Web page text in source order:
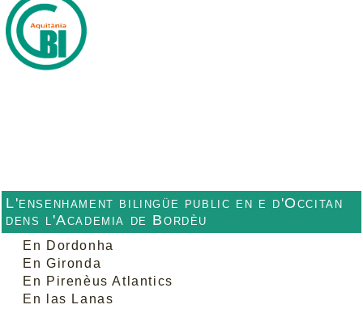
L'ensenhament bilingüe public en e d'Occitan
dens l'Academia de Bordèu
En Dordonha
En Gironda
En Pirenèus Atlantics
En las Lanas